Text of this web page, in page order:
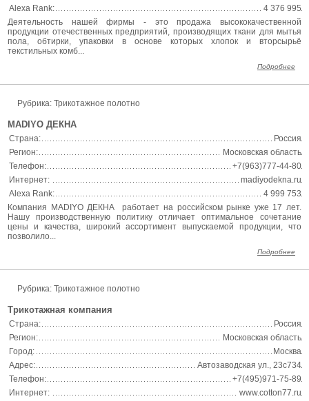
Alexa Rank:
4 376 995
Деятельность нашей фирмы - это продажа высококачественной
продукции отечественных предприятий, производящих ткани для мытья
пола, обтирки, упаковки в основе которых хлопок и вторсырьё
текстильных комб...
Подробнее
Рубрика: Трикотажное полотно
MADIYO ДЕКНА
Страна:
Россия
Регион:
Московская область
Телефон:
+7(963)777-44-80
Интернет:
madiyodekna.ru
Alexa Rank:
4 999 753
Компания MADIYO ДЕКНА работает на российском рынке уже 17 лет.
Нашу производственную политику отличает оптимальное сочетание
цены и качества, широкий ассортимент выпускаемой продукции, что
позволило...
Подробнее
Рубрика: Трикотажное полотно
Трикотажная компания
Страна:
Россия
Регион:
Московская область
Город:
Москва
Адрес:
Автозаводская ул., 23с734
Телефон:
+7(495)971-75-89
Интернет:
www.cotton77.ru